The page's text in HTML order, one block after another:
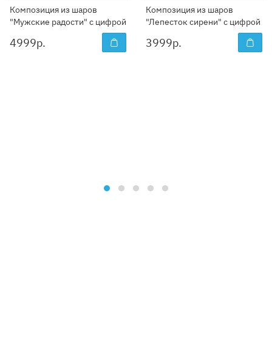
Композиция из шаров
"Мужские радости" с цифрой
4999р.
Композиция из шаров
"Лепесток сирени" с цифрой
3999р.